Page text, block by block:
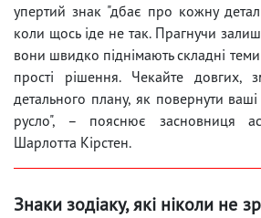
упертий знак "дбає про кожну
коли щось іде не так. Прагнучи
вони швидко піднімають складні
прості рішення. Чекайте довгих,
детального плану, як повернути
русло", – пояснює засновниця
Шарлотта Кірстен.
Знаки зодіаку, які ніколи не